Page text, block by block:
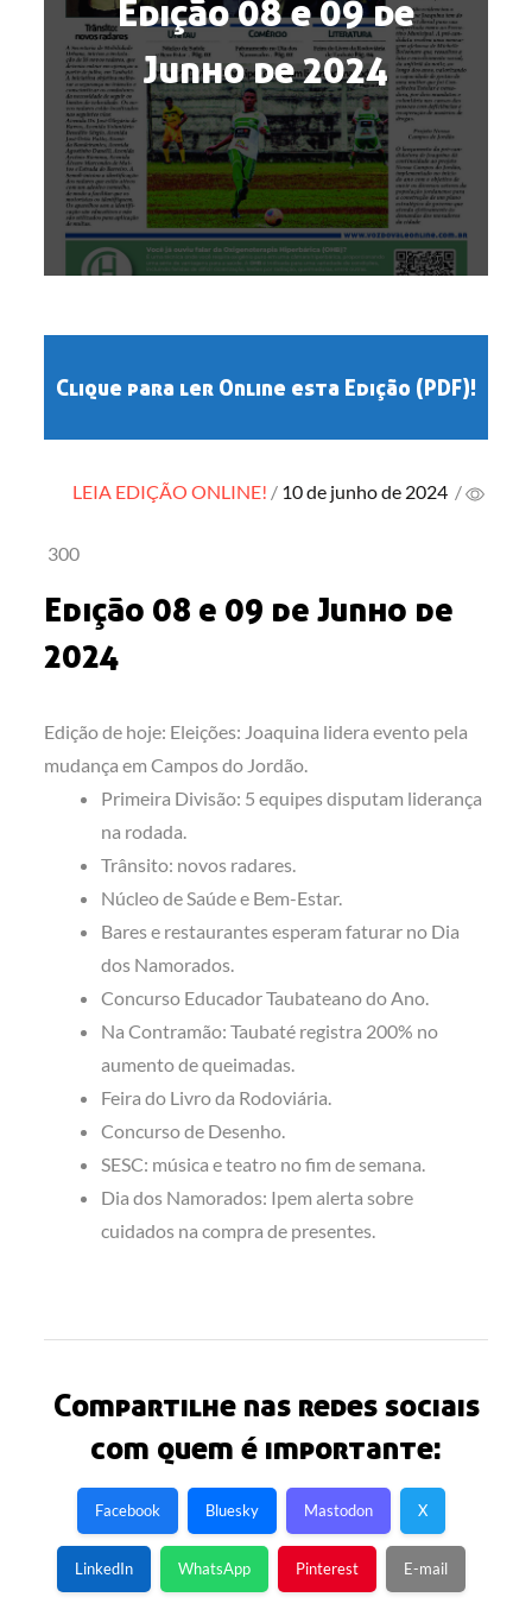
Edição 08 e 09 de
Junho de 2024
Clique para ler Online esta Edição (PDF)!
LEIA EDIÇÃO ONLINE! Posted
10 de junho de 2024 /
300
Edição 08 e 09 de Junho de
2024
Edição de hoje: Eleições: Joaquina lidera evento pela
mudança em Campos do Jordão.
Primeira Divisão: 5 equipes disputam liderança
na rodada.
Trânsito: novos radares.
Núcleo de Saúde e Bem-Estar.
Bares e restaurantes esperam faturar no Dia
dos Namorados.
Concurso Educador Taubateano do Ano.
Na Contramão: Taubaté registra 200% no
aumento de queimadas.
Feira do Livro da Rodoviária.
Concurso de Desenho.
SESC: música e teatro no fim de semana.
Dia dos Namorados: Ipem alerta sobre
cuidados na compra de presentes.
Compartilhe nas redes sociais
com quem é importante:
Facebook Bluesky Mastodon X
LinkedIn WhatsApp Pinterest E-mail